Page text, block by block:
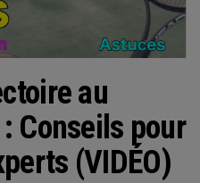
au
Conseils pour
(VIDÉO)